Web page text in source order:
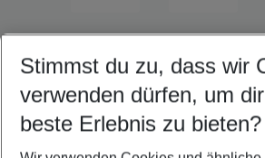
Quicklinks
Urlaub Varna
Stimmst du zu, dass wir
verwenden dürfen, um
beste Erlebnis zu bieten?